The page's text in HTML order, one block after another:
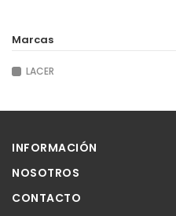
Marcas
LACER
INFORMACIÓN
NOSOTROS
CONTACTO